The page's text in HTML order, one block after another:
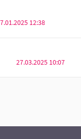
12:38
27.03.2025 10:07